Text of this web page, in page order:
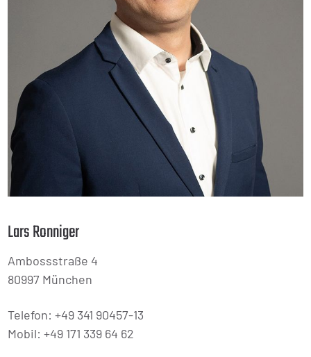
Lars Ronniger
Ambossstraße 4
80997 München
Telefon: +49 341 90457-13
Mobil: +49 171 339 64 62